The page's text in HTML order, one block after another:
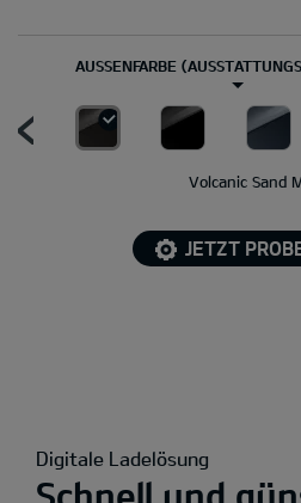
AUSSENFARBE
Volcanic Sand
JETZT
Digitale Ladelösung